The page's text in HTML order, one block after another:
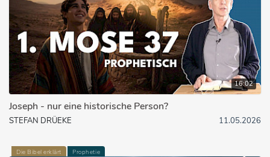
16:02
Joseph - nur eine historische Person?
STEFAN DRÜEKE 11.05.2026
Die Bibel erklärt Prophetie